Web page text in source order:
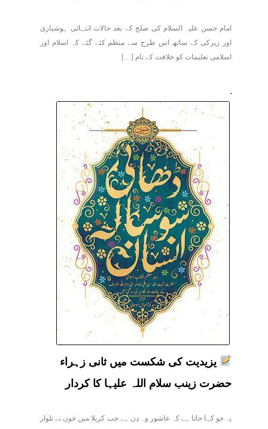
امام حسن علیہ السلام کی صلح کے بعد حالات انتہائی ہوشیاری
اور زیرکی کے ساتھ اس طرح سے منظم کئے گئے کہ اسلام اور
اسلامی تعلیمات کو خلافت کے نام […]
یزیدیت کی شکست میں ثانی زہراء
حضرت زینب سلام اللہ علیہا کا کردار
یہ جو کہا جاتا ہے کہ عاشور وہ دِن ہے جب کربلا میں خون نے تلوار